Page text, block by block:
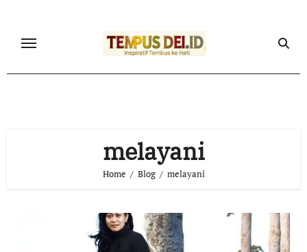
content
melayani
Home Blog melayani